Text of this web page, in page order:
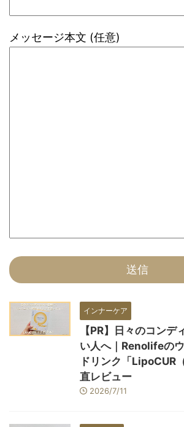
メッセージ本文 (任意)
インナーケア
【PR】日々のコンデ
い人へ｜Renolifeの
ドリンク「LipoCUR
直レビュー
2026/7/11